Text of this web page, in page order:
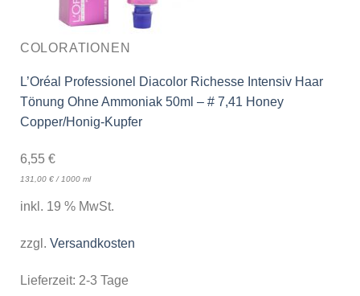
COLORATIONEN
L’Oréal Professionel Diacolor Richesse Intensiv Haar
Tönung Ohne Ammoniak 50ml – # 7,41 Honey
Copper/Honig-Kupfer
6,55 €
131,00 €/1000 ml
inkl. 19 % MwSt.
zzgl. Versandkosten
Lieferzeit: 2-3 Tage